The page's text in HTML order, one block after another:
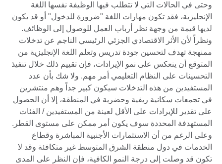
وحتى في الحالات التي لا تتطلب فيها الوظيفة نفسها اللغة
الإنجليزية، فقد تكون مهارات اللغة "ضرورة للدخول" أو قد يكون
لديها قيمة من وجهة نظر أرباب العمل للوصول إلى الوظائف.
ونظراً لأن الأثر الاقتصادي الجزئي الرئيسي الناجم عن تدخلات
ممنهجة تهدف لتحسين جودة تدريس وتعلم اللغة الإنجليزية من
المتوقع أن ينعكس على نمو الإيرادات، فإن تقييم ذلك خلال تنفيذ
التحسينات على النظام التعليمي أمر مهم. ولا شك بأن عدد
المستفيدين من هذه التدخلات سيكون كبير جداً وهم منتشرين
في تجمعات سكانية ريفية وحضرية في المنطقة، إلا أن الحصول
على تقدير للإيرادات على الأقل لعينة من المستفيدين / الفئات
المستهدفة المحددة سوف يكون أمر ممكن على مستوى القطر.
وعلى الرغم من أن الاستثمارات الأجنبية المباشرة وقطاع
الخدمات في دول منطقة الشرق المتوسط غير متكافئة وقد لا
تكون قد وصلت إلى درجة النمو الكافية، فإن النظر على المدى